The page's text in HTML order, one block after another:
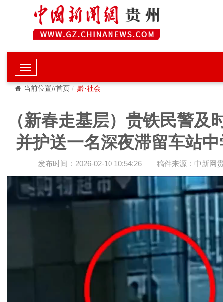
当前位置//首页 黔·社会
（新春走基层）贵铁民警及
并护送一名深夜滞留车站
发布时间：2026-02-10 10:54:26 稿件来源：中新网